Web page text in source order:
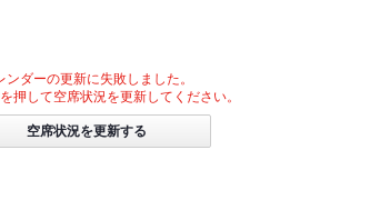
ンダーの更新に失敗しました。
押して空席状況を更新してください。
空席状況を更新する